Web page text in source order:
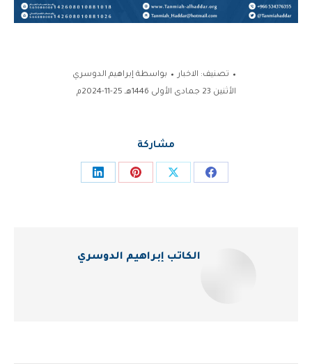
تصنيف: الاخبار بواسطة إبراهيم الدوسري
الأثنين 23 جمادى الأولى 1446هـ 25-11-2024م
مشاركة
Share
Share
Share
Share
الكاتب إبراهيم الدوسري